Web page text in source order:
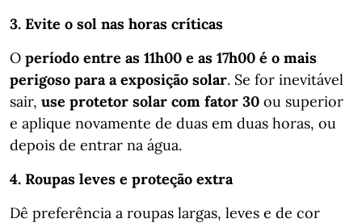
3. Evite o sol nas horas críticas
O período entre as 11h00 e as 17h00 é o mais
perigoso para a exposição solar. Se for inevitável
sair, use protetor solar com fator 30 ou superior
e aplique novamente de duas em duas horas, ou
depois de entrar na água.
4. Roupas leves e proteção extra
Dê preferência a roupas largas, leves e de cor